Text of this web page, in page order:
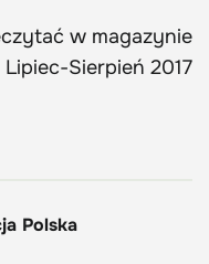
w magazynie
Lipiec-Sierpień 2017
Polska